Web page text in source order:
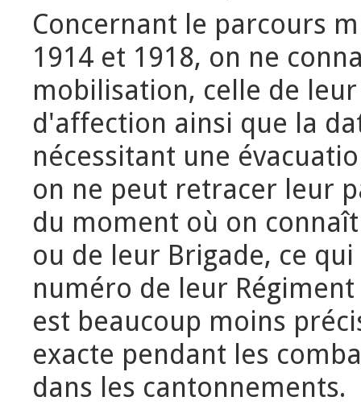
Concernant le parcours
1914 et 1918, on ne
mobilisation, celle de
d'affection ainsi que la
nécessitant une
on ne peut retracer leur
du moment où on
ou de leur Brigade, ce
numéro de leur
est beaucoup moins
exacte pendant les
dans les cantonnements.